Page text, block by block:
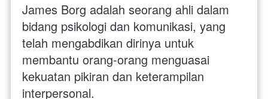
James Borg adalah seorang ahli dalam
bidang psikologi dan komunikasi, yang
telah mengabdikan dirinya untuk
membantu orang-orang menguasai
kekuatan pikiran dan keterampilan
interpersonal.